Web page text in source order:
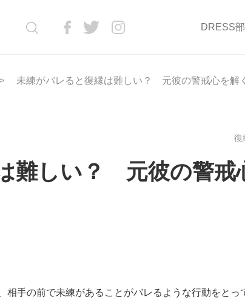
DRESS
未練がバレると復縁は難しい？ 元彼の警戒心を解
復
難しい？ 元彼の警戒
相手の前で未練があることがバレるような行動をとっ